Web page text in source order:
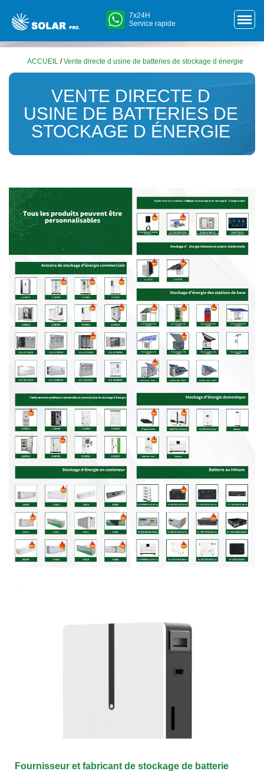
7x24H
Service rapide
ACCUEIL /Vente directe d usine de batteries de stockage d énergie
VENTE DIRECTE D
USINE DE BATTERIES DE
STOCKAGE D ÉNERGIE
Fournisseur et fabricant de stockage de batterie